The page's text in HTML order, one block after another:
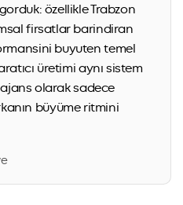
özellikle Trabzon
firsatlar barindiran
buyuten temel
üretimi aynı sistem
olarak sadece
büyüme ritmini